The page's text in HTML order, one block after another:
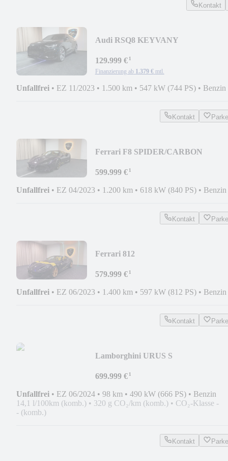
Kontakt
Audi RSQ8 KEYVANY
129.999 €¹
Finanzierung ab 1.379 € mtl.
Unfallfrei • EZ 11/2023 • 1.500 km • 547 kW (744 PS) • Benzin
Kontakt
Ferrari F8 SPIDER/CARBON
EDITION1OF1!
599.999 €¹
Unfallfrei • EZ 04/2023 • 1.200 km • 618 kW (840 PS) • Benzin
Kontakt
Ferrari 812
INTERIEUR/KAMERA!
579.999 €¹
Unfallfrei • EZ 06/2023 • 1.400 km • 597 kW (812 PS) • Benzin
Kontakt
Lamborghini URUS S
699.999 €¹
Unfallfrei • EZ 06/2024 • 98 km • 490 kW (666 PS) • Benzin
14,1 l/100km (komb.) • 320 g CO₂/km (komb.) • CO₂-Klasse -
- (komb.)
Kontakt